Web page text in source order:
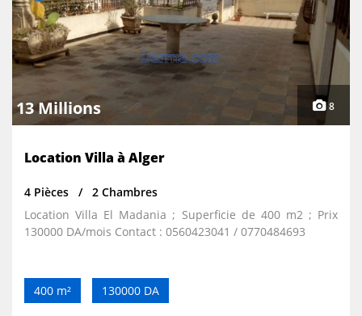
13 Millions 8
Location Villa à Alger
4 Pièces
2 Chambres
Location Villa El Madania ; Superficie de 400 m2 ; Prix
130000 DA/mois Contact : 0560423041 / 0770484693
400 m² 130000 DA